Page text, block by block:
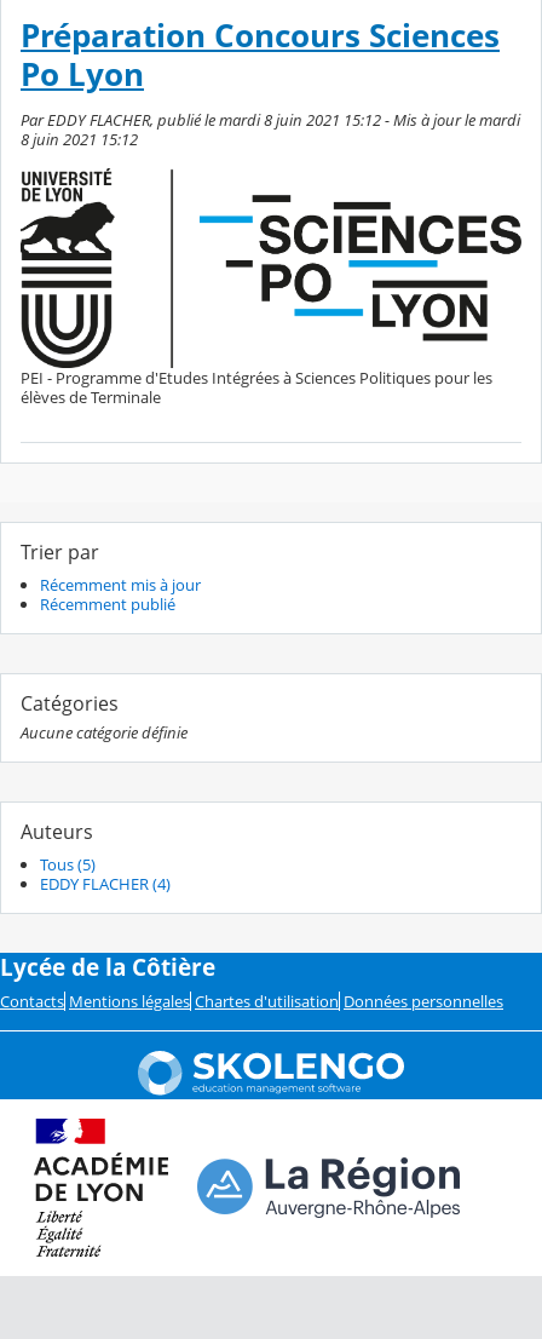
Préparation Concours Sciences
Po Lyon
Par EDDY FLACHER, publié le mardi 8 juin 2021 15:12 - Mis à jour le mardi
8 juin 2021 15:12
PEI - Programme d'Etudes Intégrées à Sciences Politiques pour les
élèves de Terminale
Trier par
Récemment mis à jour
Récemment publié
Catégories
Aucune catégorie définie
Auteurs
Tous (5)
EDDY FLACHER (4)
Lycée de la Côtière
Contacts Mentions légales Chartes d'utilisation Données personnelles